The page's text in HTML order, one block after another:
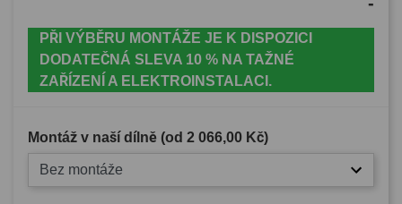
PŘI VÝBĚRU MONTÁŽE JE K DISPOZICI
DODATEČNÁ SLEVA 10 % NA TAŽNÉ
ZAŘÍZENÍ A ELEKTROINSTALACI.
Montáž v naší dílně (od 2 066,00 Kč)
Bez montáže